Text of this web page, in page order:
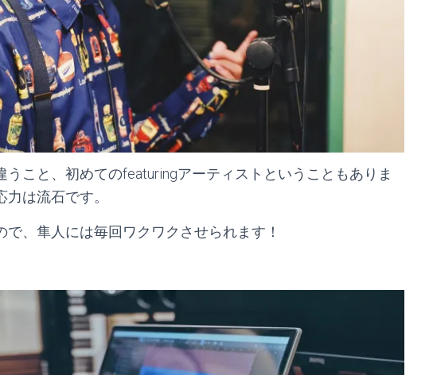
こと、初めてのfeaturingアーティストということもありま
は流石です。
、隼人には毎回ワクワクさせられます！